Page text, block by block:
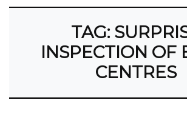
TAG:
INSPECTION OF
CENTRES